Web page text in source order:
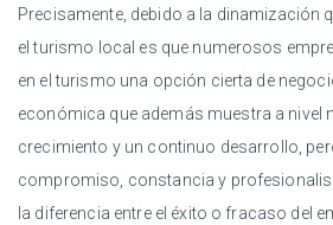
Precisamente, debido a la dinamización
el turismo local es que numerosos
en el turismo una opción cierta de
económica que además muestra a nivel
crecimiento y un continuo desarrollo,
compromiso, constancia y
la diferencia entre el éxito o fracaso del